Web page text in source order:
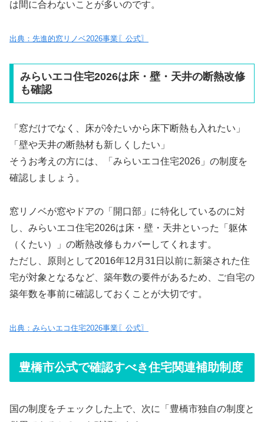
は間に合わないことが多いのです。
出典：先進的窓リノベ2026事業〖公式〗
みらいエコ住宅2026は床・壁・天井の断熱改修
も確認
「窓だけでなく、床が冷たいから床下断熱も入れたい」
「壁や天井の断熱材も新しくしたい」
そうお考えの方には、「みらいエコ住宅2026」の制度を
確認しましょう。
窓リノベが窓やドアの「開口部」に特化しているのに対
し、みらいエコ住宅2026は床・壁・天井といった「躯体
（くたい）」の断熱改修もカバーしてくれます。
ただし、原則として2016年12月31日以前に新築された住
宅が対象となるなど、築年数の要件があるため、ご自宅の
築年数を事前に確認しておくことが大切です。
出典：みらいエコ住宅2026事業〖公式〗
豊橋市公式で確認すべき住宅関連補助制度
国の制度をチェックした上で、次に「豊橋市独自の制度と